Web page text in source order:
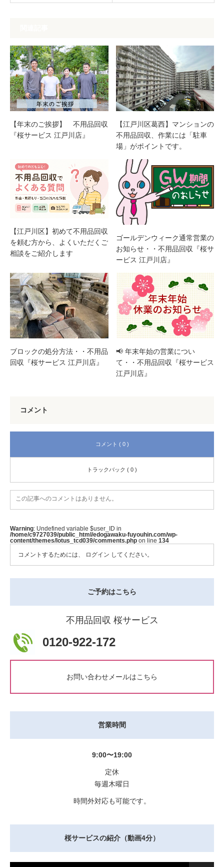
【年末のご挨拶】 不用品回収
『桜サービス 江戸川店』
【江戸川区葛西】マンションの
不用品回収、作業には「駐車
場」がポイントです。
【江戸川区】初めて不用品回収
を頼む方から、よくいただくご
相談をご紹介します
ゴールデンウィーク通常営業の
お知らせ・・不用品回収『桜サ
ービス 江戸川店』
ブロックの処分方法・・不用品
回収『桜サービス 江戸川店』
📢 年末年始の営業につい
て・・不用品回収『桜サービス
江戸川店』
コメント
コメント ( 0 )
トラックバック ( 0 )
この記事へのコメントはありません。
Warning: Undefined variable $user_ID in
/home/c9727039/public_html/edogawaku-fuyouhin.com/wp-
content/themes/lotus_tcd039/comments.php on line 134
コメントするためには、
ログイン してください。
ご予約はこちら
不用品回収 桜サービス
0120-922-172
お問い合わせメールはこちら
営業時間
9:00〜19:00
定休
毎週木曜日
時間外対応も可能です。
桜サービスの紹介（動画4分）
動